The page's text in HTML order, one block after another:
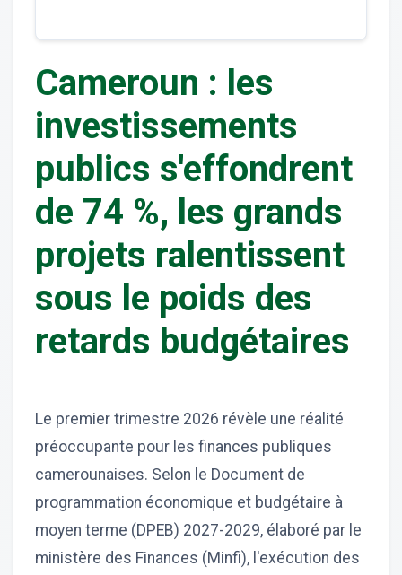
Cameroun : les
investissements
publics s'effondrent
de 74 %, les grands
projets ralentissent
sous le poids des
retards budgétaires
Le premier trimestre 2026 révèle une réalité
préoccupante pour les finances publiques
camerounaises. Selon le Document de
programmation économique et budgétaire à
moyen terme (DPEB) 2027-2029, élaboré par le
ministère des Finances (Minfi), l'exécution des